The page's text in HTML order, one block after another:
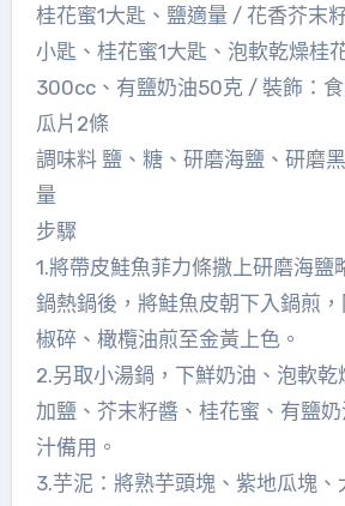
桂花蜜1大匙、鹽適量 / 花香芥末
小匙、桂花蜜1大匙、泡軟乾燥桂
300cc、有鹽奶油50克 / 裝飾：
瓜片2條
調味料 鹽、糖、研磨海鹽、研磨
量
步驟
1.將帶皮鮭魚菲力條撒上研磨海鹽
鍋熱鍋後，將鮭魚皮朝下入鍋煎
椒碎、橄欖油煎至金黃上色。
2.另取小湯鍋，下鮮奶油、泡軟
加鹽、芥末籽醬、桂花蜜、有鹽
汁備用。
3.芋泥：將熟芋頭塊、紫地瓜塊